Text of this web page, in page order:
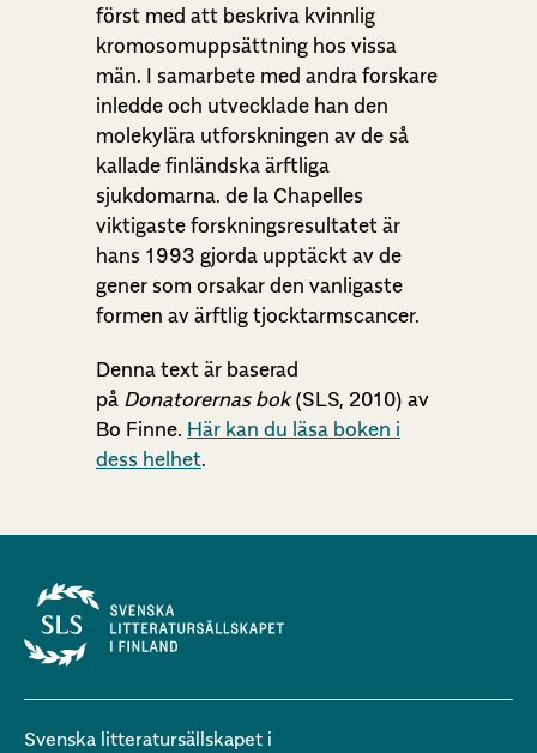
först med att beskriva kvinnlig
kromosomuppsättning hos vissa
män. I samarbete med andra forskare
inledde och utvecklade han den
molekylära utforskningen av de så
kallade finländska ärftliga
sjukdomarna. de la Chapelles
viktigaste forskningsresultatet är
hans 1993 gjorda upptäckt av de
gener som orsakar den vanligaste
formen av ärftlig tjocktarmscancer.
Denna text är baserad
på Donatorernas bok(SLS, 2010) av
Bo Finne. Här kan du läsa boken i
dess helhet.
Svenska litteratursällskapet i